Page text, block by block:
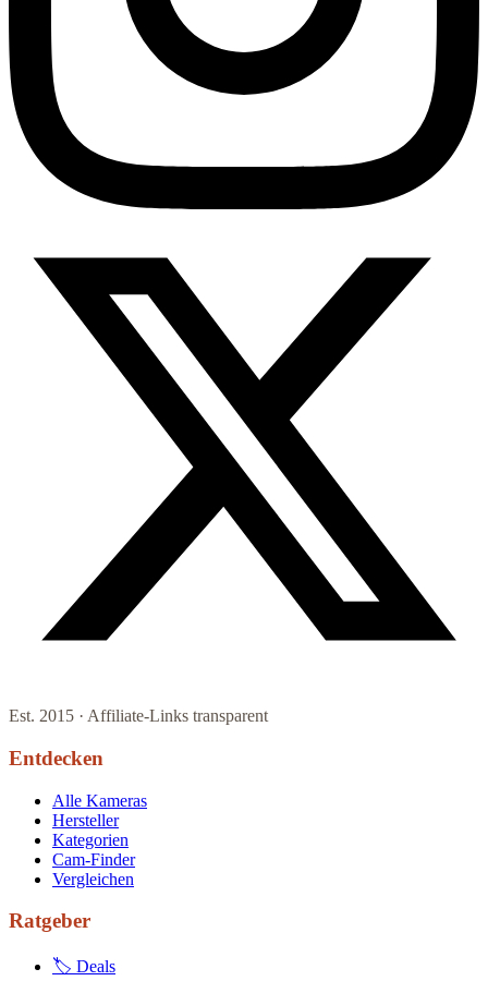
Est. 2015 · Affiliate-Links transparent
Entdecken
Alle Kameras
Hersteller
Kategorien
Cam-Finder
Vergleichen
Ratgeber
🏷 Deals